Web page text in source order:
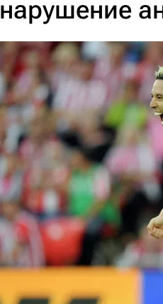
нарушение